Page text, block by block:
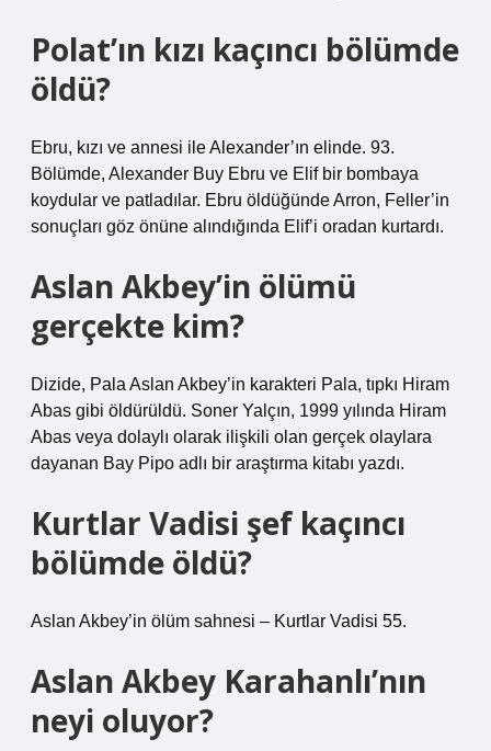
Polat’ın kızı kaçıncı bölümde
öldü?
Ebru, kızı ve annesi ile Alexander’ın elinde. 93.
Bölümde, Alexander Buy Ebru ve Elif bir bombaya
koydular ve patladılar. Ebru öldüğünde Arron, Feller’in
sonuçları göz önüne alındığında Elif’i oradan kurtardı.
Aslan Akbey’in ölümü
gerçekte kim?
Dizide, Pala Aslan Akbey’in karakteri Pala, tıpkı Hiram
Abas gibi öldürüldü. Soner Yalçın, 1999 yılında Hiram
Abas veya dolaylı olarak ilişkili olan gerçek olaylara
dayanan Bay Pipo adlı bir araştırma kitabı yazdı.
Kurtlar Vadisi şef kaçıncı
bölümde öldü?
Aslan Akbey’in ölüm sahnesi – Kurtlar Vadisi 55.
Aslan Akbey Karahanlı’nın
neyi oluyor?